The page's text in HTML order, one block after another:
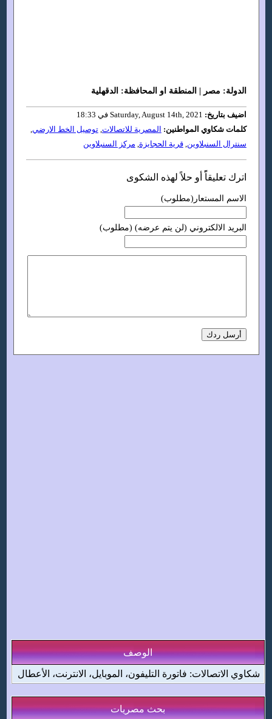
الدولة: مصر | المنطقة او المحافظة: الدقهلية
اضيف بتاريخ:
كلمات شكاوي المواطنين: المصرية للاتصالات,توصيل الخط الارضي,
سنترال السنبلاوين,قرية الحجايزة, مركز السنبلاوين
اترك تعليقاًً أو حلاً لهذه الشكوى
الاسم المستعار(مطلوب)
البريد الالكتروني (لن يتم عرضه) (مطلوب)
الوصف
شكاوي الاتصالات: فاتورة التليفون، الموبايل، الانترنت، الأعطال
بحث مصريات